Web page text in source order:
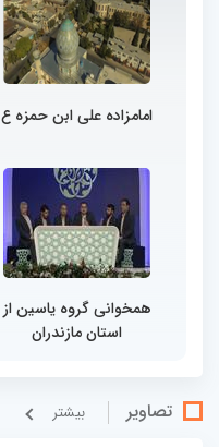
امامزاده علی ابن حمزه ع
همخوانی گروه یاسین از
استان مازندران
تصاویر بيشتر